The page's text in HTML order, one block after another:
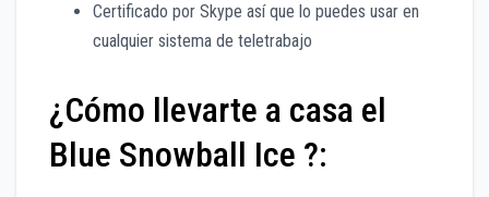
Certificado por Skype así que lo puedes usar en
cualquier sistema de teletrabajo
¿Cómo llevarte a casa el
Blue Snowball Ice ?: